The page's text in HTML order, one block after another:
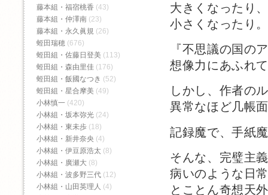
大きくなったり
小さくなったり
『不思議の国の
想像力にあふれ
しかし、作者の
異常なほど几帳
記録魔で、手紙
そんな、完璧主
病いのような日
とことん奇想天
藤本組・福宿桃香‬ (43)
藤本組・仲澤南 (23)
藤本組・永久眞規 (26)
蛭田瑞穂 (676)
蛭田組・佐藤日登美 (113)
蛭田組・森由里佳 (176)
蛭田組・飯國なつき (52)
蛭田組・星合摩美 (49)
小林慎一 (420)
小林組・坂本弥光 (24)
小林組・東未歩 (18)
小林組・新井奈央 (4)
小林組・伊豆原浩太 (8)
小林組・廣瀬大 (8)
小林組・波多野三代 (12)
小林組・山田英理人 (4)